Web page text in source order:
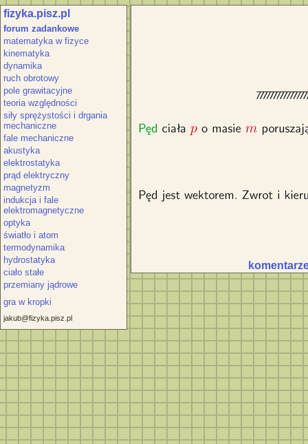
fizyka.pisz.pl
forum zadankowe
matematyka w fizyce
kinematyka
dynamika
ruch obrotowy
pole grawitacyjne
teoria względności
siły sprężystości i drgania
mechaniczne
fale mechaniczne
akustyka
elektrostatyka
prąd elektryczny
magnetyzm
indukcja i fale
elektromagnetyczne
optyka
światło i atom
termodynamika
hydrostatyka
ciało stałe
przemiany jądrowe
gra w kropki
jakub@fizyka.pisz.pl